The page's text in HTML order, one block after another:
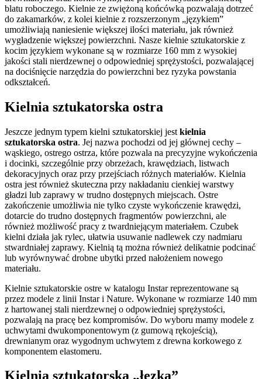
blatu roboczego. Kielnie ze zwiężoną końcówką pozwalają dotrzeć
do zakamarków, z kolei kielnie z rozszerzonym „językiem”
umożliwiają naniesienie większej ilości materiału, jak również
wygładzenie większej powierzchni. Nasze kielnie sztukatorskie z
kocim językiem wykonane są w rozmiarze 160 mm z wysokiej
jakości stali nierdzewnej o odpowiedniej sprężystości, pozwalającej
na dociśnięcie narzędzia do powierzchni bez ryzyka powstania
odkształceń.
Kielnia sztukatorska ostra
Jeszcze jednym typem kielni sztukatorskiej jest kielnia
sztukatorska ostra. Jej nazwa pochodzi od jej głównej cechy –
wąskiego, ostrego ostrza, które pozwala na precyzyjne wykończenia
i docinki, szczególnie przy obrzeżach, krawędziach, listwach
dekoracyjnych oraz przy przejściach różnych materiałów. Kielnia
ostra jest również skuteczna przy nakładaniu cienkiej warstwy
gładzi lub zaprawy w trudno dostępnych miejscach. Ostre
zakończenie umożliwia nie tylko czyste wykończenie krawędzi,
dotarcie do trudno dostępnych fragmentów powierzchni, ale
również możliwość pracy z twardniejącym materiałem. Czubek
kielni działa jak rylec, ułatwia usuwanie nadlewek czy nadmiaru
stwardniałej zaprawy. Kielnią tą można również delikatnie podcinać
lub wyrównywać drobne ubytki przed nałożeniem nowego
materiału.
Kielnie sztukatorskie ostre w katalogu Instar reprezentowane są
przez modele z linii Instar i Nature. Wykonane w rozmiarze 140 mm
z hartowanej stali nierdzewnej o odpowiedniej sprężystości,
pozwalają na pracę bez kompromisów. Do wyboru mamy modele z
uchwytami dwukomponentowym (z gumową rękojeścią),
drewnianym oraz wygodnym uchwytem z drewna korkowego z
komponentem elastomeru.
Kielnia sztukatorska „łezka”